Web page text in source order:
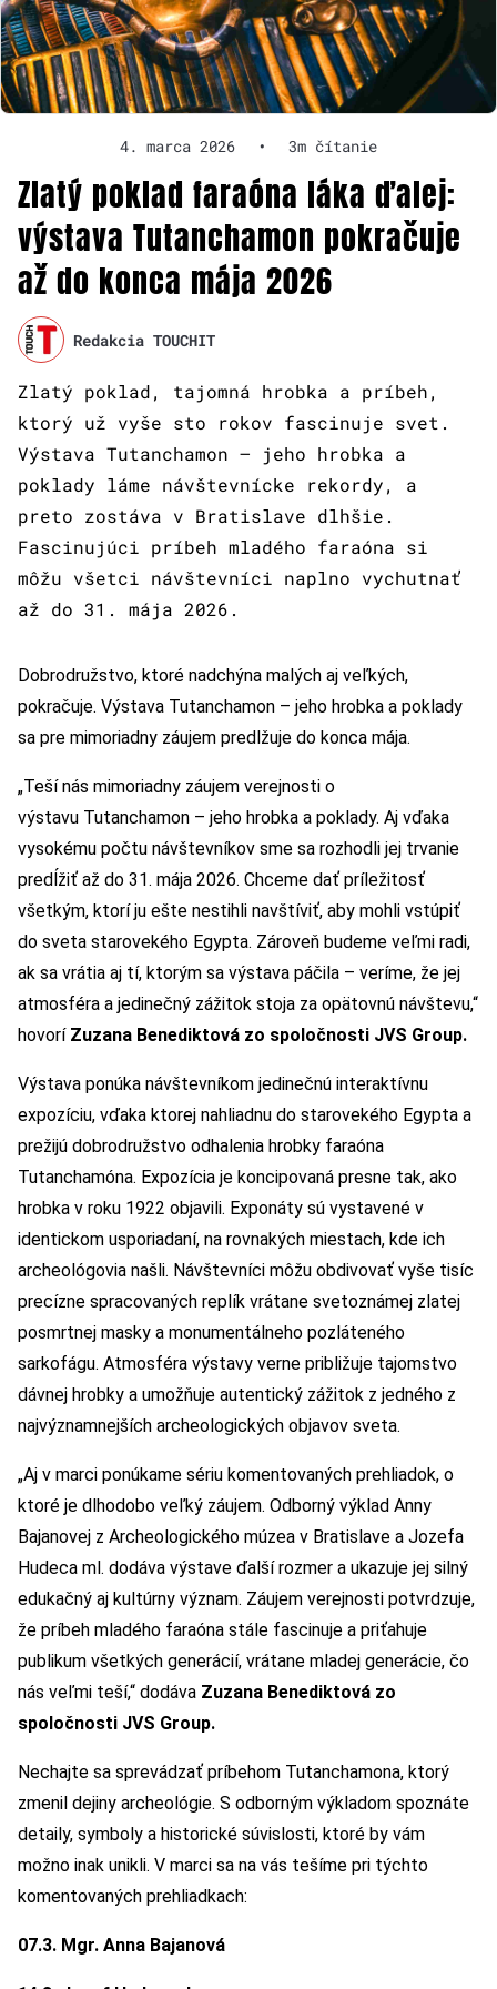
4. marca 2026 • 3m čítanie
Zlatý poklad faraóna láka ďalej:
výstava Tutanchamon pokračuje
až do konca mája 2026
Redakcia TOUCHIT
Zlatý poklad, tajomná hrobka a príbeh,
ktorý už vyše sto rokov fascinuje svet.
Výstava Tutanchamon – jeho hrobka a
poklady láme návštevnícke rekordy, a
preto zostáva v Bratislave dlhšie.
Fascinujúci príbeh mladého faraóna si
môžu všetci návštevníci naplno vychutnať
až do 31. mája 2026.
Dobrodružstvo, ktoré nadchýna malých aj veľkých,
pokračuje. Výstava Tutanchamon – jeho hrobka a poklady
sa pre mimoriadny záujem predlžuje do konca mája.
„Teší nás mimoriadny záujem verejnosti o
výstavu Tutanchamon – jeho hrobka a poklady. Aj vďaka
vysokému počtu návštevníkov sme sa rozhodli jej trvanie
predĺžiť až do 31. mája 2026. Chceme dať príležitosť
všetkým, ktorí ju ešte nestihli navštíviť, aby mohli vstúpiť
do sveta starovekého Egypta. Zároveň budeme veľmi radi,
ak sa vrátia aj tí, ktorým sa výstava páčila – veríme, že jej
atmosféra a jedinečný zážitok stoja za opätovnú návštevu,“
hovorí Zuzana Benediktová zo spoločnosti JVS Group.
Výstava ponúka návštevníkom jedinečnú interaktívnu
expozíciu, vďaka ktorej nahliadnu do starovekého Egypta a
prežijú dobrodružstvo odhalenia hrobky faraóna
Tutanchamóna. Expozícia je koncipovaná presne tak, ako
hrobka v roku 1922 objavili. Exponáty sú vystavené v
identickom usporiadaní, na rovnakých miestach, kde ich
archeológovia našli. Návštevníci môžu obdivovať vyše tisíc
precízne spracovaných replík vrátane svetoznámej zlatej
posmrtnej masky a monumentálneho pozláteného
sarkofágu. Atmosféra výstavy verne približuje tajomstvo
dávnej hrobky a umožňuje autentický zážitok z jedného z
najvýznamnejších archeologických objavov sveta.
„Aj v marci ponúkame sériu komentovaných prehliadok, o
ktoré je dlhodobo veľký záujem. Odborný výklad Anny
Bajanovej z Archeologického múzea v Bratislave a Jozefa
Hudeca ml. dodáva výstave ďalší rozmer a ukazuje jej silný
edukačný aj kultúrny význam. Záujem verejnosti potvrdzuje,
že príbeh mladého faraóna stále fascinuje a priťahuje
publikum všetkých generácií, vrátane mladej generácie, čo
nás veľmi teší,“ dodáva Zuzana Benediktová zo
spoločnosti JVS Group.
Nechajte sa sprevádzať príbehom Tutanchamona, ktorý
zmenil dejiny archeológie. S odborným výkladom spoznáte
detaily, symboly a historické súvislosti, ktoré by vám
možno inak unikli. V marci sa na vás tešíme pri týchto
komentovaných prehliadkach:
07.3. Mgr. Anna Bajanová